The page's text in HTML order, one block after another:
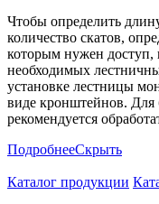
Чтобы определить
количество скатов,
которым нужен доступ,
необходимых
установке лестницы
виде кронштейнов. Для
рекомендуется
ПодробнееСкрыть
Каталог продукции